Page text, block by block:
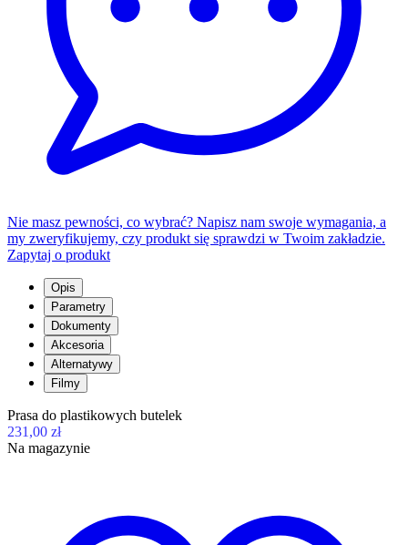
Nie masz pewności, co wybrać? Napisz nam swoje wymagania, a
my zweryfikujemy, czy produkt się sprawdzi w Twoim zakładzie.
Zapytaj o produkt
Opis
Parametry
Dokumenty
Akcesoria
Alternatywy
Filmy
Prasa do plastikowych butelek
231,00 zł
Na magazynie